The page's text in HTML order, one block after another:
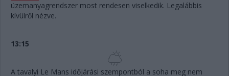
üzemanyagrendszer most rendesen viselkedik. Legalábbis
kívülről nézve.
13:15
A tavalyi Le Mans időjárási szempontból a soha meg nem